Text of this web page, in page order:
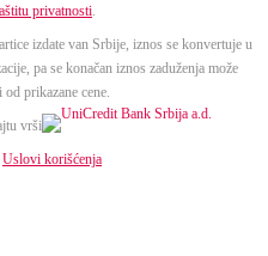
privatnosti
izdate van Srbije, iznos se konvertuje u
pa se konačan iznos zaduženja može
prikazane cene.
vrši
Uslovi korišćenja